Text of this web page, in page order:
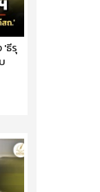
'ธีรุ